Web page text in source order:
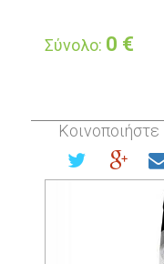
Σύνολο: 0 €
Κοινοποιήστε